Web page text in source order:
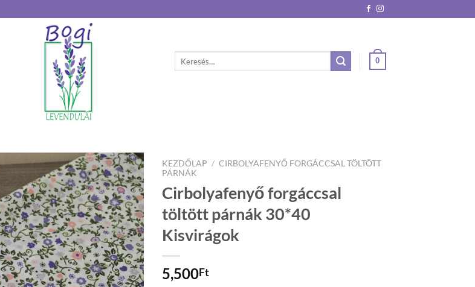
0
KEZDŐLAP / CIRBOLYAFENYŐ FORGÁCCSAL TÖLTÖTT
PÁRNÁK
Cirbolyafenyő forgáccsal
töltött párnák 30*40
Kisvirágok
5,500Ft